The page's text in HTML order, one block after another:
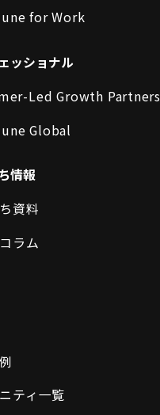
for Work
ッショナル
Led Growth Partners
Global
情報
資料
ラム
ティ一覧